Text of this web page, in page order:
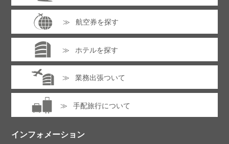
航空券を探す
ホテルを探す
業務出張ついて
手配旅行について
インフォメーション